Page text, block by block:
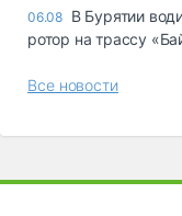
06.08 В Бурятии
ротор на трассу
Все новости